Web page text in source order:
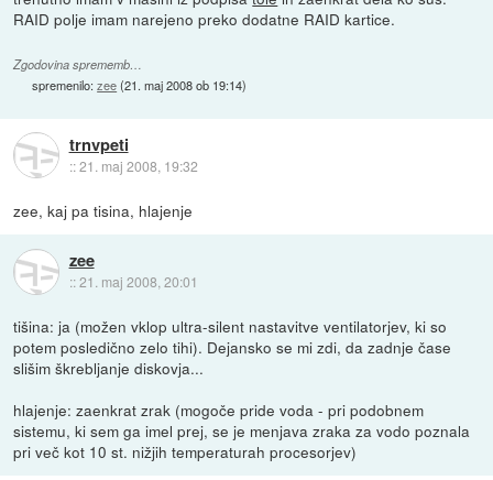
RAID polje imam narejeno preko dodatne RAID kartice.
Zgodovina sprememb…
spremenilo:zee(21. maj 2008 ob 19:14)
trnvpeti
::21. maj 2008, 19:32
zee, kaj pa tisina, hlajenje
zee
::21. maj 2008, 20:01
tišina: ja (možen vklop ultra-silent nastavitve ventilatorjev, ki so
potem posledično zelo tihi). Dejansko se mi zdi, da zadnje čase
slišim škrebljanje diskovja...
hlajenje: zaenkrat zrak (mogoče pride voda - pri podobnem
sistemu, ki sem ga imel prej, se je menjava zraka za vodo poznala
pri več kot 10 st. nižjih temperaturah procesorjev)